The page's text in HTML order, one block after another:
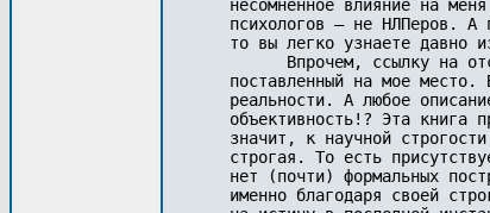
несомненное влияние на
психологов – не НЛПеров. А
то вы легко узнаете давно
Впрочем, ссылку на
поставленный на мое место.
реальности. А любое
объективность!? Эта книга
значит, к научной
строгая. То есть
нет (почти) формальных
именно благодаря своей